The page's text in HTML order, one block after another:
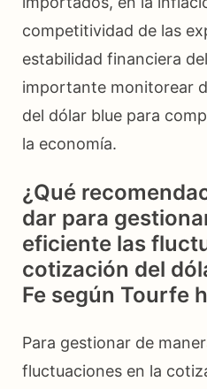
competitividad de las
estabilidad financiera
importante monitorear
del dólar blue para
la economía.
¿Qué
dar para
eficiente las
cotización del
Fe según Tourfe
Para gestionar de
fluctuaciones en la